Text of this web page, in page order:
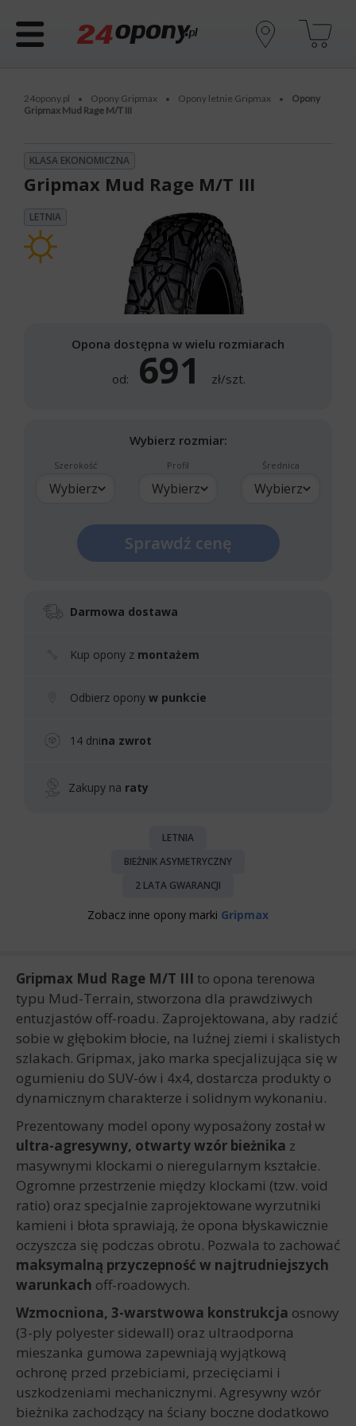
24opony.pl • Opony Gripmax • Opony letnie Gripmax •
Opony
Gripmax Mud Rage M/T III
KLASA EKONOMICZNA
Gripmax Mud Rage M/T III
LETNIA
Opona dostępna w wielu rozmiarach
od: 691 zł/szt.
Wybierz rozmiar:
Szerokość
Wybierz
Profil
Wybierz
Średnica
Wybierz
Sprawdź cenę
Darmowa dostawa
Kup opony z montażem
Odbierz opony w punkcie
14 dnina zwrot
Zakupy na raty
LETNIA
BIEŻNIK ASYMETRYCZNY
2 LATA GWARANCJI
Zobacz inne opony marki Gripmax
Gripmax Mud Rage M/T III to opona terenowa
typu Mud-Terrain, stworzona dla prawdziwych
entuzjastów off-roadu. Zaprojektowana, aby radzić
sobie w głębokim błocie, na luźnej ziemi i skalistych
szlakach. Gripmax, jako marka specjalizująca się w
ogumieniu do SUV-ów i 4x4, dostarcza produkty o
dynamicznym charakterze i solidnym wykonaniu.
Prezentowany model opony wyposażony został w
ultra-agresywny, otwarty wzór bieżnika z
masywnymi klockami o nieregularnym kształcie.
Ogromne przestrzenie między klockami (tzw. void
ratio) oraz specjalnie zaprojektowane wyrzutniki
kamieni i błota sprawiają, że opona błyskawicznie
oczyszcza się podczas obrotu. Pozwala to zachować
maksymalną przyczepność w najtrudniejszych
warunkach off-roadowych.
Wzmocniona, 3-warstwowa konstrukcja osnowy
(3-ply polyester sidewall) oraz ultraodporna
mieszanka gumowa zapewniają wyjątkową
ochronę przed przebiciami, przecięciami i
uszkodzeniami mechanicznymi. Agresywny wzór
bieżnika zachodzący na ściany boczne dodatkowo